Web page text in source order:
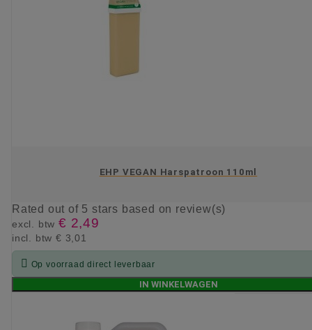
EHP VEGAN Harspatroon 110ml
Rated out of 5 stars based on review(s)
excl. btw € 2,49
incl. btw € 3,01
 Op voorraad direct leverbaar
IN WINKELWAGEN